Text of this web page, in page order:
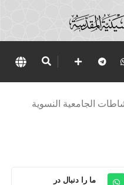
الجامعية النسوية
ما را دنبال در